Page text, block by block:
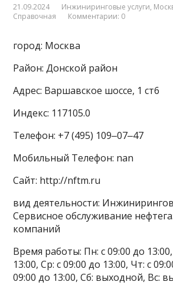
21.09.2024 Инжиниринговые услуги,
Справочная
Комментарии: 0
город: Москва
Район: Донской район
Адрес: Варшавское шоссе, 1 ст6
Индекс: 117105.0
Телефон: +7 (495) 109‒07‒47
Мобильный Телефон: nan
Сайт: http://nftm.ru
вид деятельности:
Сервисное обслуживание
компаний
Время работы: Пн: с 09:00 до
13:00, Ср: с 09:00 до 13:00, Чт: с
09:00 до 13:00, Сб: выходной, Вс: